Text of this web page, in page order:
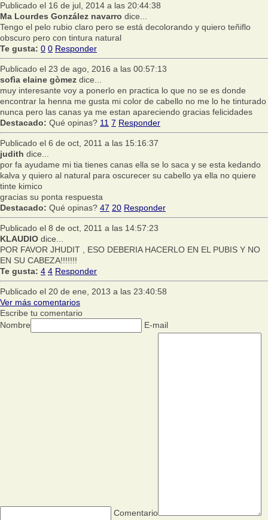
Publicado el 16 de jul, 2014 a las 20:44:38
Ma Lourdes González navarro dice...
Tengo el pelo rubio claro pero se está decolorando y quiero teñiflo
obscuro pero con tintura natural
Te gusta: 0 0 Responder
Publicado el 23 de ago, 2016 a las 00:57:13
sofìa elaine gòmez dice...
muy interesante voy a ponerlo en practica lo que no se es donde
encontrar la henna me gusta mi color de cabello no me lo he tinturado
nunca pero las canas ya me estan apareciendo gracias felicidades
Destacado: Qué opinas? 11 7 Responder
Publicado el 6 de oct, 2011 a las 15:16:37
judith dice...
por fa ayudame mi tia tienes canas ella se lo saca y se esta kedando
kalva y quiero al natural para oscurecer su cabello ya ella no quiere
tinte kimico
gracias su ponta respuesta
Destacado: Qué opinas? 47 20 Responder
Publicado el 8 de oct, 2011 a las 14:57:23
KLAUDIO dice...
POR FAVOR JHUDIT , ESO DEBERIA HACERLO EN EL PUBIS Y NO
EN SU CABEZA!!!!!!!
Te gusta: 4 4 Responder
Publicado el 20 de ene, 2013 a las 23:40:58
Ver más comentarios
Escribe tu comentario
Nombre
E-mail
Comentario